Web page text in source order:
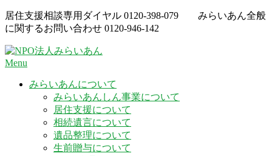
Skip
to
content
居住支援相談専用ダイヤル 0120-398-079
みらいあん全般
に関するお問い合わせ 0120-946-142
Menu
みらいあんについて
みらいあんしん事業について
居住支援について
相続遺言について
遺品整理について
生前贈与について